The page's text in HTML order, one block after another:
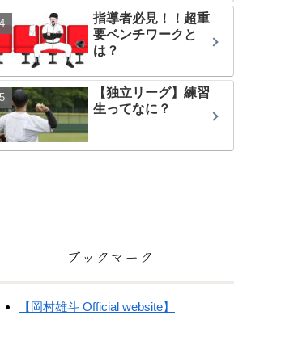
指導者必見！！超重
要ベンチワークと
は？
【独立リーグ】練習
生ってなに？
ブックマーク
【岡村雄斗 Official website】